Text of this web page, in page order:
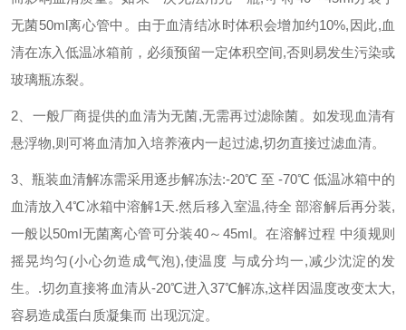
无菌50ml离心管中。由于血清结冰时体积会增加约10%,因此,血
清在冻入低温冰箱前，必须预留一定体积空间,否则易发生污染或
玻璃瓶冻裂。
2、一般厂商提供的血清为无菌,无需再过滤除菌。如发现血清有
悬浮物,则可将血清加入培养液内一起过滤,切勿直接过滤血清。
3、瓶装血清解冻需采用逐步解冻法:-20℃ 至 -70℃ 低温冰箱中的
血清放入4℃冰箱中溶解1天.然后移入室温,待全 部溶解后再分装,
一般以50ml无菌离心管可分装40～45ml。在溶解过程 中须规则
摇晃均匀(小心勿造成气泡),使温度 与成分均一,减少沈淀的发
生。.切勿直接将血清从-20℃进入37℃解冻,这样因温度改变太大,
容易造成蛋白质凝集而 出现沉淀。